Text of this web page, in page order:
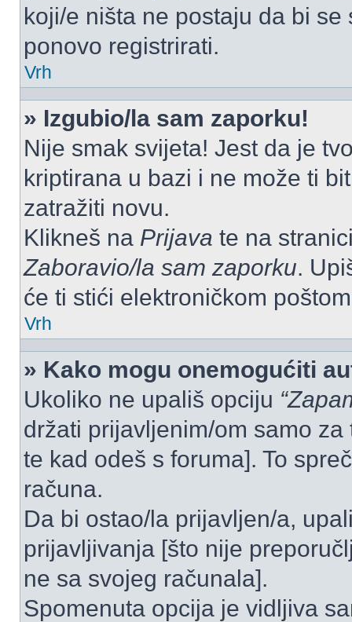
koji/e ništa ne postaju da bi
ponovo registrirati.
Vrh
» Izgubio/la sam zaporku!
Nije smak svijeta! Jest da je
kriptirana u bazi i ne može ti
zatražiti novu.
Klikneš na Prijava te na
Zaboravio/la sam zaporku.
će ti stići elektroničkom
Vrh
» Kako mogu onemogućiti
Ukoliko ne upališ opciju
držati prijavljenim/om samo
te kad odeš s foruma]. To
računa.
Da bi ostao/la prijavljen/a,
prijavljivanja [što nije
ne sa svojeg računala].
Spomenuta opcija je vidljiva